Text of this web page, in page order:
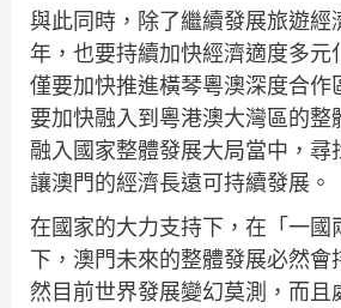
與此同時，除了繼續發展旅遊經
年，也要持續加快經濟適度多元
僅要加快推進橫琴粵澳深度合作
要加快融入到粵港澳大灣區的整
融入國家整體發展大局當中，尋
讓澳門的經濟長遠可持續發展。
在國家的大力支持下，在「一國
下，澳門未來的整體發展必然會
然目前世界發展變幻莫測，而且